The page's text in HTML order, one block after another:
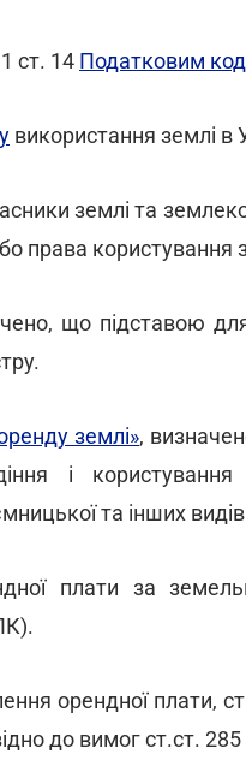
ст. 14 Податковим
використання землі в
землі та
права
що підставою
землі»,
і
та інших видів
плати за
орендної плати,
до вимог ст.ст.